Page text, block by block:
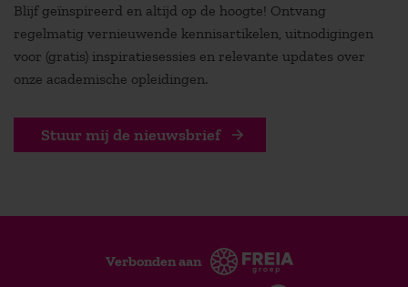
Blijf geïnspireerd en altijd op de hoogte! Ontvang
regelmatig vernieuwende kennisartikelen, uitnodigingen
voor (gratis) inspiratiesessies en relevante updates over
onze academische opleidingen.
Stuur mij de nieuwsbrief
Verbonden aan